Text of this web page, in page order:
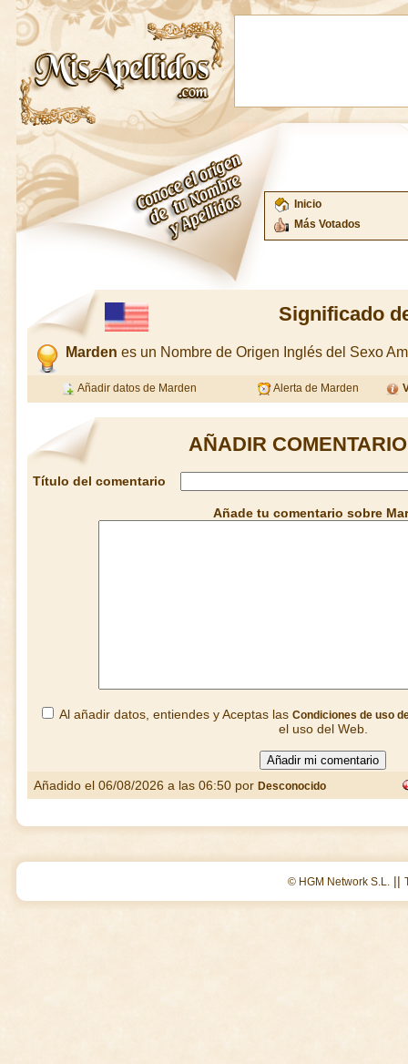
Inicio
Más Votados
Significado
Marden es un Nombre de Origen Inglés del Sexo
Añadir datos de Marden Alerta de Marden
AÑADIR
Título del comentario
Añade tu comentario sobre
Al añadir datos, entiendes y Aceptas las Condiciones de uso
el uso del Web.
Añadido el 06/08/2026 a las 06:50 por Desconocido
© HGM Network S.L. ||